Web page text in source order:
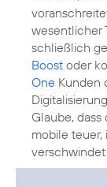
wesentlicher
schließlich
Boost oder
One Kunden
Glaube,
mobile
verschwindet